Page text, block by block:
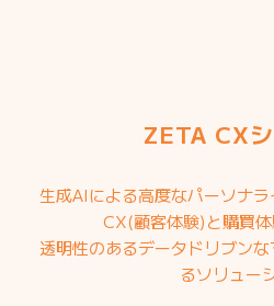
ZETA CX
生成AIによる高度なパーソナ
CX(顧客体験)と購買体
透明性のあるデータドリブン
るソリュー